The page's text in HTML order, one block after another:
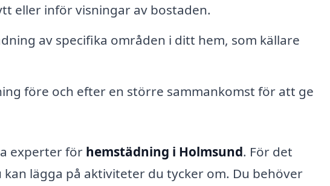
eller inför visningar av bostaden.
av specifika områden i ditt hem, som källare
före och efter en större sammankomst för att ge
experter för hemstädning i Holmsund. För det
lägga på aktiviteter du tycker om. Du behöver